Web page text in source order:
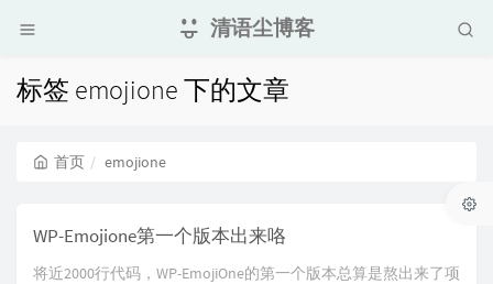
清语尘博客
标签 emojione 下的文章
首页 emojione
WP-Emojione第一个版本出来咯
将近2000行代码，WP-EmojiOne的第一个版本总算是熬出来了项